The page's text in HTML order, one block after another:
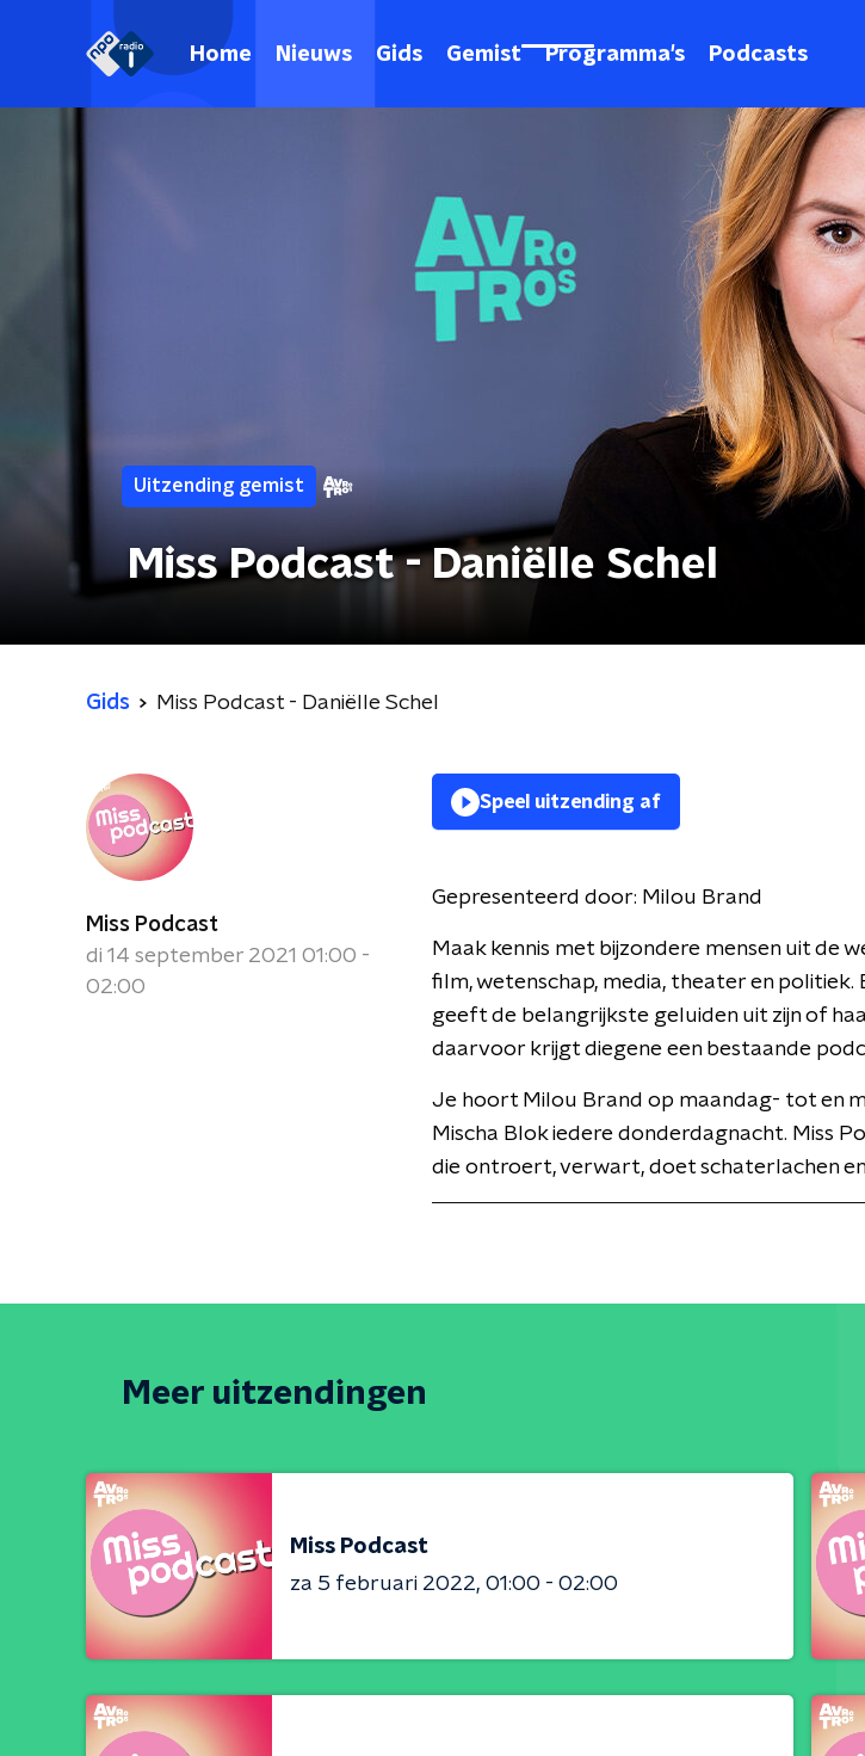
Home Nieuws Gids Gemist Programma's Podcasts
Uitzending gemist
Miss Podcast - Daniëlle Schel
Gids Miss Podcast - Daniëlle Schel
Miss Podcast
di 14 september 2021 01:00 -
02:00
Speel uitzending af
Gepresenteerd door: Milou Brand
Maak kennis met bijzondere mensen uit de
film, wetenschap, media, theater en politiek.
geeft de belangrijkste geluiden uit zijn of
daarvoor krijgt diegene een bestaande
Je hoort Milou Brand op maandag- tot en
Mischa Blok iedere donderdagnacht. Miss
die ontroert, verwart, doet schaterlachen
Meer uitzendingen
Miss Podcast
za 5 februari 2022 01:00 - 02:00